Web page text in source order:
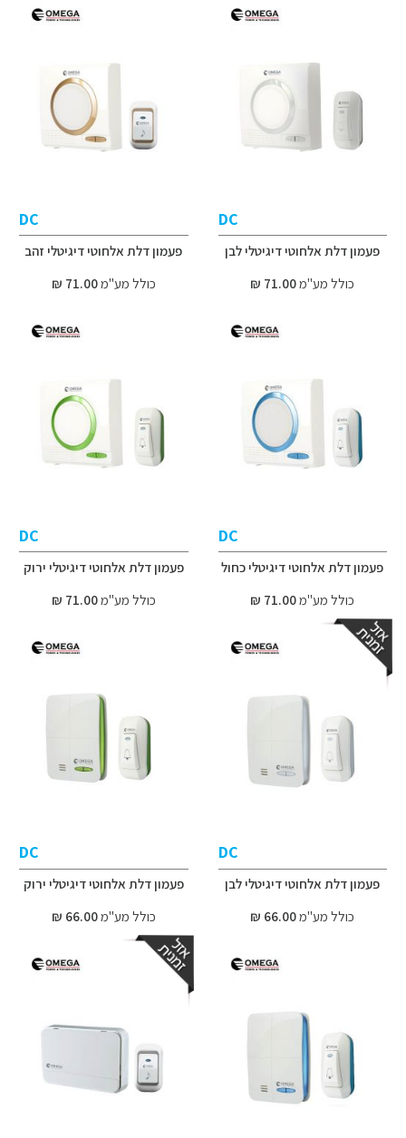
DC
פעמון דלת אלחוטי דיגיטלי לבן
כולל מע"מ71.00 ₪
DC
פעמון דלת אלחוטי דיגיטלי זהב
כולל מע"מ71.00 ₪
DC
פעמון דלת אלחוטי דיגיטלי כחול
כולל מע"מ71.00 ₪
DC
פעמון דלת אלחוטי דיגיטלי ירוק
כולל מע"מ71.00 ₪
DC
פעמון דלת אלחוטי דיגיטלי לבן
כולל מע"מ66.00 ₪
DC
פעמון דלת אלחוטי דיגיטלי ירוק
כולל מע"מ66.00 ₪